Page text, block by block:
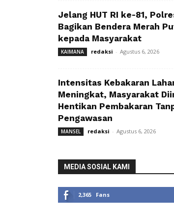
Jelang HUT RI ke-81,
Bagikan Bendera Merah
kepada Masyarakat
KAIMANA redaksi - Agustus 6, 2026
Intensitas Kebakaran
Meningkat, Masyarakat
Hentikan Pembakaran
Pengawasan
MANSEL redaksi - Agustus 6, 2026
MEDIA SOSIAL KAMI
2,365 Fans